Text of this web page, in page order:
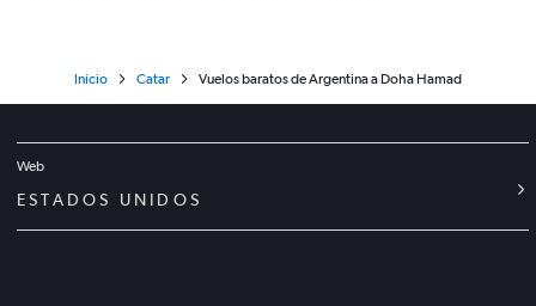
Inicio Catar Vuelos baratos de Argentina a Doha Hamad
Web
ESTADOS UNIDOS